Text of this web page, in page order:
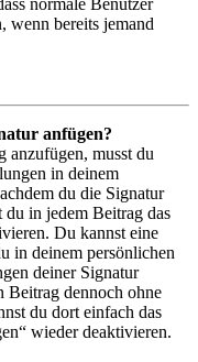
normale Benutzer
wenn bereits jemand
anfügen?
anzufügen, musst du
in deinem
du die Signatur
du in jedem Beitrag das
Du kannst eine
in deinem persönlichen
deiner Signatur
Beitrag dennoch ohne
du dort einfach das
wieder deaktivieren.